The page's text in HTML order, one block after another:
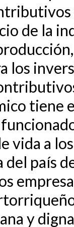
de la
los
tiene
vida a
del país
y